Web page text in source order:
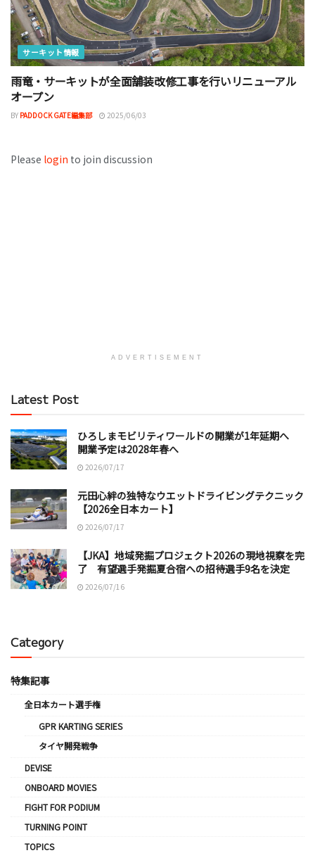
サーキット情報
雨竜・サーキットが全面舗装改修工事を行いリニューアル
オープン
BY PADDOCK GATE編集部 2025/06/03
Please login to join discussion
ADVERTISEMENT
Latest Post
ひろしまモビリティワールドの開業が1年延期へ
開業予定は2028年春へ
2026/07/17
元田心絆の独特なウエットドライビングテクニック
【2026全日本カート】
2026/07/17
【JKA】地域発掘プロジェクト2026の現地視察を完
了 有望選手発掘夏合宿への招待選手9名を決定
2026/07/16
Category
特集記事
全日本カート選手権
GPR KARTING SERIES
タイヤ開発戦争
DEVISE
ONBOARD MOVIES
FIGHT FOR PODIUM
TURNING POINT
TOPICS